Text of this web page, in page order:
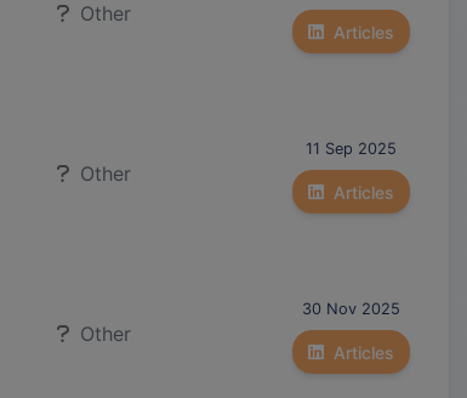
Other
Articles
Other
11 Sep 2025
Articles
Other
30 Nov 2025
Articles